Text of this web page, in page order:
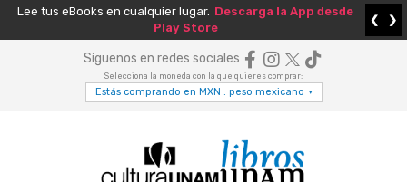
Lee tus eBooks en cualquier lugar. Descarga la App desde
Play Store
❮ ❯
Síguenos en redes sociales
Selecciona la moneda con la que quieres comprar:
Estás comprando en MXN : peso mexicano ▾